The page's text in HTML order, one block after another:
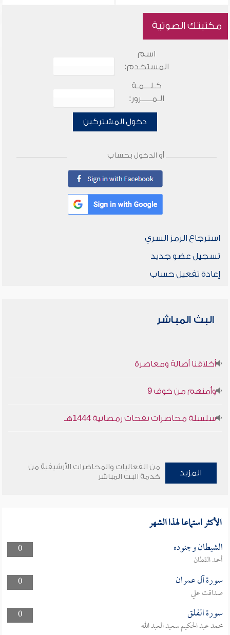
مكتبتك الصوتية
اسم
المستخدم:
كـلـــمـة
الـمـــــرور:
دخول المشتركين
أو الدخول بحساب
استرجاع الرمز السري
تسجيل عضو جديد
إعادة تفعيل حساب
البث المباشر
أخلاقنا أصالة ومعاصرة
وأمنهم من خوف 9
سلسلة محاضرات نفحات رمضانية 1444هـ
المزيد
من الفعاليات والمحاضرات الأرشيفية من
خدمة البث المباشر
الأكثر استماعا لهذا الشهر
0 الشيطان وجنوده
أحمد القطان
0
سورة آل عمران
صداقت علي
0
سورة الفلق
محمد عبد الحكيم سعيد العبد الله